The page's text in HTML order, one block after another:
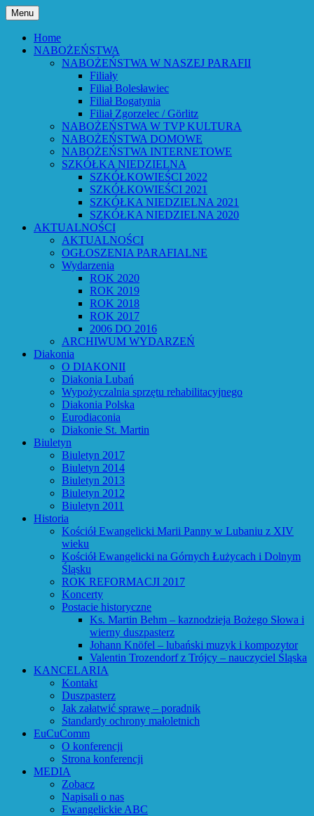
Przejdź
do
treściParafia Ewangelicko-
Augsburska w Lubaniu
czynię – Obj 21,5 – Słowo Boże Roku
Pańskiego 2026
Menu
Home
NABOŻEŃSTWA
NABOŻEŃSTWA W NASZEJ PARAFII
Filiały
Filiał Bolesławiec
Filiał Bogatynia
Filiał Zgorzelec / Görlitz
NABOŻEŃSTWA W TVP KULTURA
NABOŻEŃSTWA DOMOWE
NABOŻEŃSTWA INTERNETOWE
SZKÓŁKA NIEDZIELNA
SZKÓŁKOWIEŚCI 2022
SZKÓŁKOWIEŚCI 2021
SZKÓŁKA NIEDZIELNA 2021
SZKÓŁKA NIEDZIELNA 2020
AKTUALNOŚCI
AKTUALNOŚCI
OGŁOSZENIA PARAFIALNE
Wydarzenia
ROK 2020
ROK 2019
ROK 2018
ROK 2017
2006 DO 2016
ARCHIWUM WYDARZEŃ
Diakonia
O DIAKONII
Diakonia Lubań
Wypożyczalnia sprzętu rehabilitacyjnego
Diakonia Polska
Eurodiaconia
Diakonie St. Martin
Biuletyn
Biuletyn 2017
Biuletyn 2014
Biuletyn 2013
Biuletyn 2012
Biuletyn 2011
Historia
Kościół Ewangelicki Marii Panny w Lubaniu z XIV
wieku
Kościół Ewangelicki na Górnych Łużycach i Dolnym
Śląsku
ROK REFORMACJI 2017
Koncerty
Postacie historyczne
Ks. Martin Behm – kaznodzieja Bożego Słowa i
wierny duszpasterz
Johann Knöfel – lubański muzyk i kompozytor
Valentin Trozendorf z Trójcy – nauczyciel Śląska
KANCELARIA
Kontakt
Duszpasterz
Jak załatwić sprawę – poradnik
Standardy ochrony małoletnich
EuCuComm
O konferencji
Strona konferencji
MEDIA
Zobacz
Napisali o nas
Ewangelickie ABC